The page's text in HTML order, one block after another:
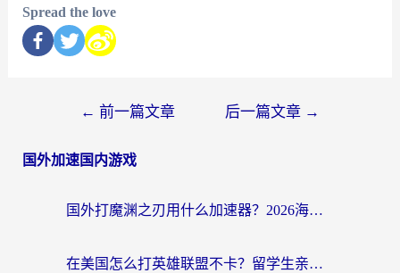
Spread the love
← 前一篇文章 后一篇文章 →
国外加速国内游戏
国外打魔渊之刃用什么加速器？2026海外玩家国服游戏加速全攻略（附闪耀暖暖&复苏的魔女避坑指南）
在美国怎么打英雄联盟不卡？留学生亲测的国服游戏加速全攻略